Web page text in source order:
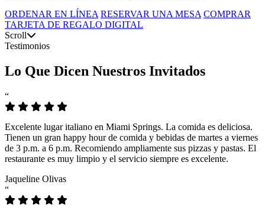
ORDENAR EN LÍNEA RESERVAR UNA MESA COMPRAR
TARJETA DE REGALO DIGITAL
Scroll
Testimonios
Lo Que Dicen Nuestros Invitados
“
Excelente lugar italiano en Miami Springs. La comida es deliciosa.
Tienen un gran happy hour de comida y bebidas de martes a viernes
de 3 p.m. a 6 p.m. Recomiendo ampliamente sus pizzas y pastas. El
restaurante es muy limpio y el servicio siempre es excelente.
Jaqueline Olivas
“